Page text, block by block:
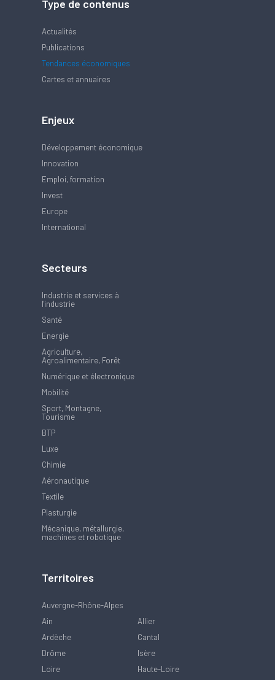
Type de contenus
Actualités
Publications
Tendances économiques
Cartes et annuaires
Enjeux
Développement économique
Innovation
Emploi, formation
Invest
Europe
International
Secteurs
Industrie et services à
l'industrie
Santé
Energie
Agriculture,
Agroalimentaire, Forêt
Numérique et électronique
Mobilité
Sport, Montagne,
Tourisme
BTP
Luxe
Chimie
Aéronautique
Textile
Plasturgie
Mécanique, métallurgie,
machines et robotique
Territoires
Auvergne-Rhône-Alpes
Ain
Allier
Ardèche
Cantal
Drôme
Isère
Loire
Haute-Loire